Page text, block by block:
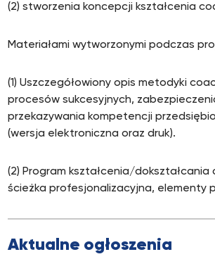
(2) stworzenia koncepcji kształcenia
Materiałami wytworzonymi podczas
(1) Uszczegółowiony opis metodyki
procesów sukcesyjnych,
przekazywania kompetencji
(wersja elektroniczna oraz druk).
(2) Program kształcenia/
ścieżka profesjonalizacyjna, elementy
Aktualne ogłoszenia